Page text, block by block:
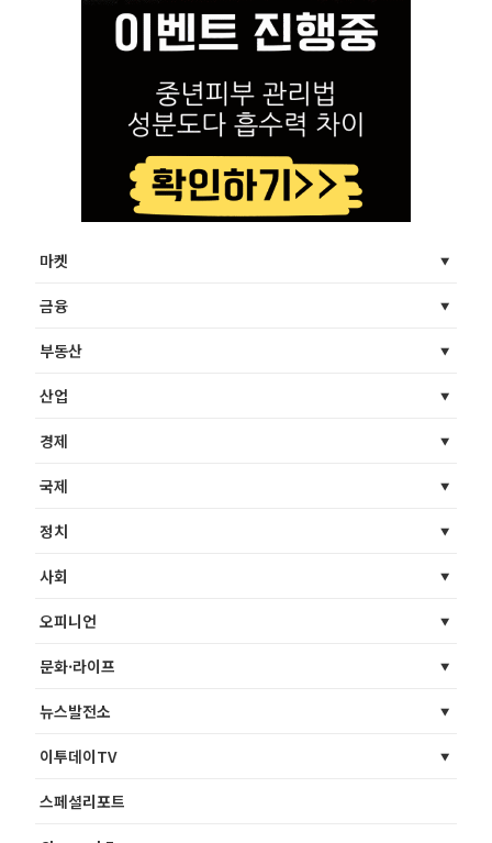
마켓
금융
부동산
산업
경제
국제
정치
사회
오피니언
문화·라이프
뉴스발전소
이투데이TV
스페셜리포트